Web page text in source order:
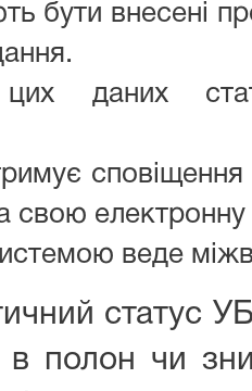
бути внесені
даних
свою
веде
статус
в полон чи